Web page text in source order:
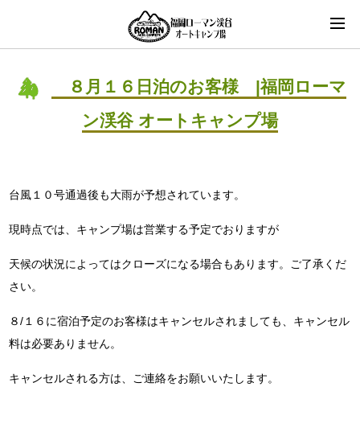
８月１６日泊のお客様 |福岡ローマ
ン渓谷 オートキャンプ場
台風１０号通過後も大雨が予想されています。
現時点では、キャンプ場は営業する予定でおりますが
天候の状況によってはクローズになる場合もあります。ご了承くだ
さい。
８/１６に宿泊予定のお客様はキャンセルされましても、キャンセル
料は必要ありません。
キャンセルされる方は、ご連絡をお願いいたします。